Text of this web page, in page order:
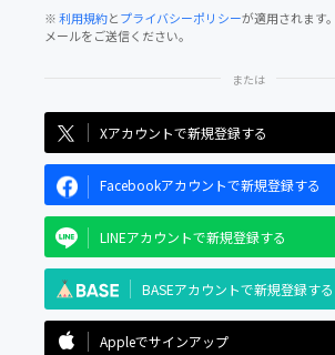
※利用規約とプライバシーポリシーが適用されます
メールをご送信ください。
Xアカウントで新規登録する
Facebookアカウントで新規登録する
LINEアカウントで新規登録する
BASEアカウントで新規登録する
Appleでサインアップ